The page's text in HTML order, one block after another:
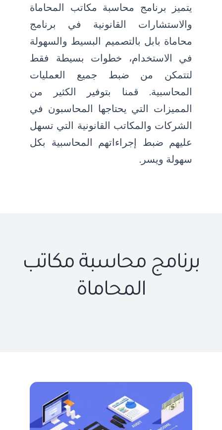
يتميز برنامج محاسبة مكاتب المحاماة
والاستشارات القانونية في برنامج
محاماة بابل بالتصميم البسيط والسهولة
في الاستخدام، خطوات بسيطة فقط
لتتمكن من ضبط جميع العمليات
المحاسبية. قمنا بتوفير الكثير من
المميزات التي يحتاجها المحاسبون في
الشركات والمكاتب القانونية التي تسهل
عليهم ضبط إجراءاتهم المحاسبية بكل
سهولة ويسر.
برنامج محاسبة مكاتب
المحاماة